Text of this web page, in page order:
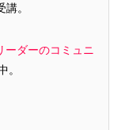
。
ダーのコミュニ
。